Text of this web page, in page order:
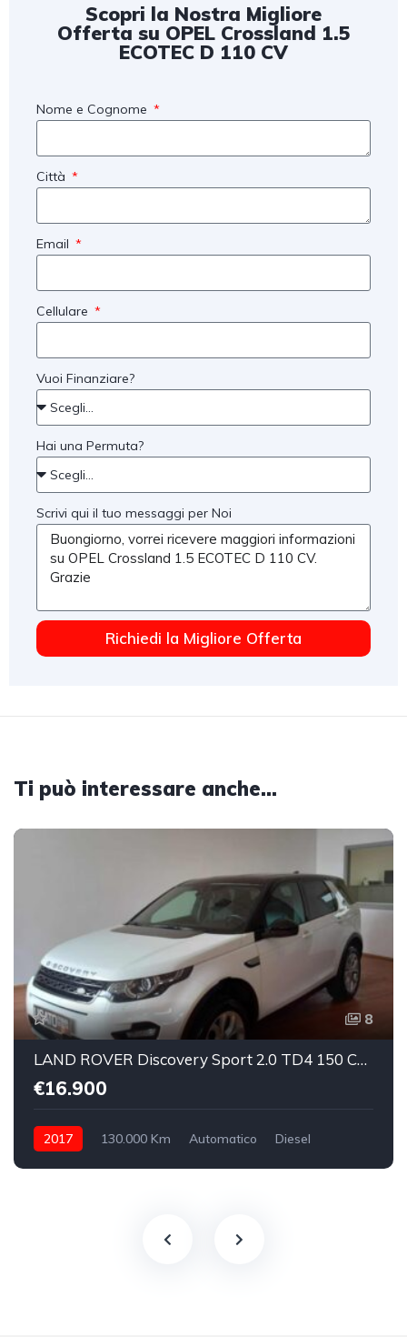
Scopri la Nostra Migliore
Offerta su OPEL Crossland 1.5
ECOTEC D 110 CV
Nome e Cognome
Città
Email
Cellulare
Vuoi Finanziare?
Hai una Permuta?
Scrivi qui il tuo messaggi per Noi
Richiedi la Migliore Offerta
Ti può interessare anche...
8
LAND ROVER Discovery Sport 2.0 TD4 150 CV SE
€16.900
2017 130.000 Km Automatico
Diesel